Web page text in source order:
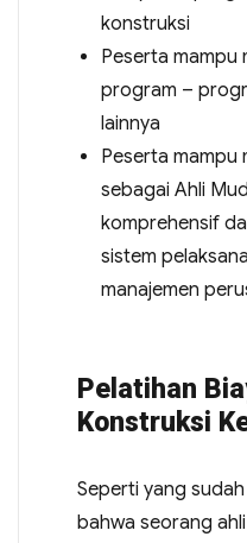
konstruksi
Peserta mampu
program –
lainnya
Peserta mampu
sebagai Ahli
komprehensif
sistem
manajemen
Pelatihan
Konstruksi
Seperti yang
bahwa seorang